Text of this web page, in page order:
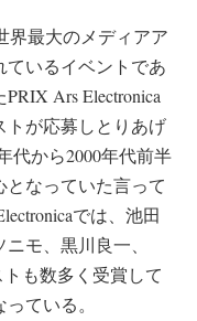
界最大のメディアア
いるイベントであ
Ars Electronica
トが応募しとりあげ
代から2000年代前半
となっていた言って
では、池田
モ、黒川良一、
も数多く受賞して
ている。